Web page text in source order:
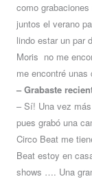
como
juntos el verano
lindo estar un par
Moris no me
me encontré
– Grabaste
– Sí! Una vez
pues grabó una
Circo Beat me
Beat estoy en
shows …. Una